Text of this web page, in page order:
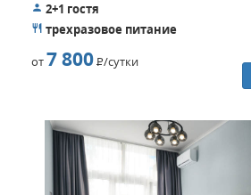
2+1 гостя
трехразовое питание
от7 800Р/сутки